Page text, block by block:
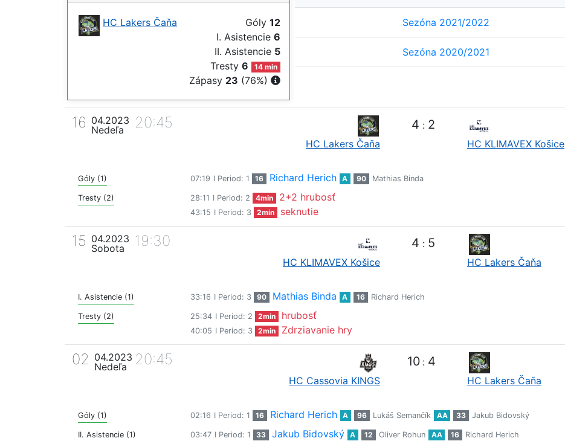
HC Lakers Čaňa Góly 12
I. Asistencie 6
II. Asistencie 5
Tresty6 14 min
Zápasy 23 (76%)
Sezóna 2021/2022
Sezóna 2020/2021
16 04.2023
Nedeľa
20:45
HC Lakers Čaňa
4 : 2
HC KLIMAVEX Košice
Góly (1) 07:19 I Period: 1 16 Richard Herich A 90 Mathias Binda
Tresty (2) 28:11 I Period: 2 4min 2+2 hrubosť
43:15 I Period: 3 2min seknutie
15 04.2023
Sobota
19:30
HC KLIMAVEX Košice
4 : 5
HC Lakers Čaňa
I. Asistencie (1) 33:16 I Period: 3 90 Mathias Binda A 16 Richard Herich
Tresty (2) 25:34 I Period: 2 2min hrubosť
40:05 I Period: 3 2min Zdrziavanie hry
02 04.2023
Nedeľa
20:45
HC Cassovia KINGS
10 : 4
HC Lakers Čaňa
Góly (1) 02:16 I Period: 1 16 Richard Herich A 96 Lukáš Semančík AA 33 Jakub Bidovský
II. Asistencie (1) 03:47 I Period: 1 33 Jakub Bidovský A 12 Oliver Rohun AA 16 Richard Herich